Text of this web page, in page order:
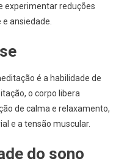
experimentar reduções
ansiedade.
é a habilidade de
o corpo libera
de calma e relaxamento,
e a tensão muscular.
do sono